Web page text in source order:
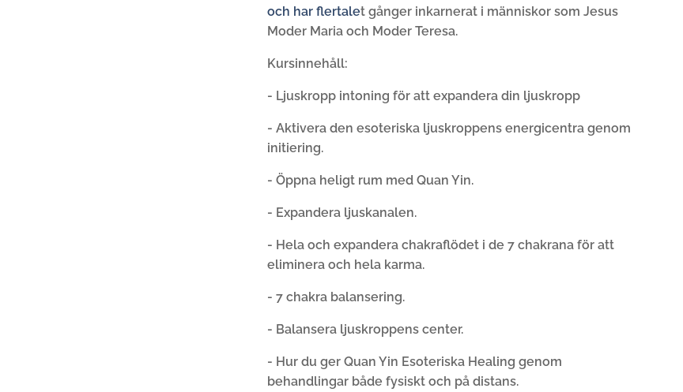
och har flertalet gånger inkarnerat i människor som Jesus
Moder Maria och Moder Teresa.
Kursinnehåll:
- Ljuskropp intoning för att expandera din ljuskropp
- Aktivera den esoteriska ljuskroppens energicentra genom
initiering.
- Öppna heligt rum med Quan Yin.
- Expandera ljuskanalen.
- Hela och expandera chakraflödet i de 7 chakrana för att
eliminera och hela karma.
- 7 chakra balansering.
- Balansera ljuskroppens center.
- Hur du ger Quan Yin Esoteriska Healing genom
behandlingar både fysiskt och på distans.